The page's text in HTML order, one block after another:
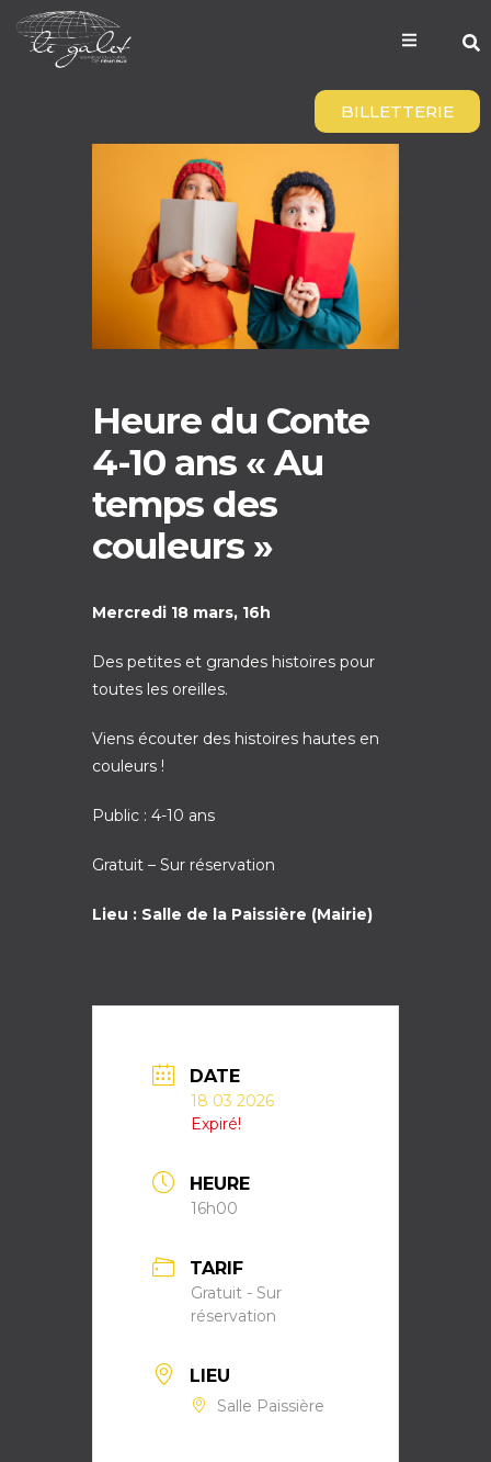
BILLETTERIE
Heure du Conte
4-10 ans « Au
temps des
couleurs »
Mercredi 18 mars, 16h
Des petites et grandes histoires pour
toutes les oreilles.
Viens écouter des histoires hautes en
couleurs !
Public : 4-10 ans
Gratuit – Sur réservation
Lieu : Salle de la Paissière (Mairie)
DATE
18 03 2026
Expiré!
HEURE
16h00
TARIF
Gratuit - Sur
réservation
LIEU
Salle Paissière